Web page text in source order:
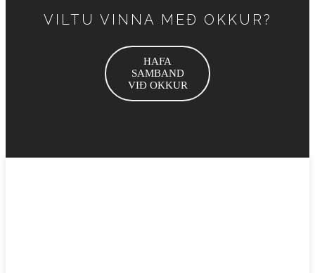
VILTU VINNA MEÐ OKKUR?
HAFA
SAMBAND
VIÐ OKKUR